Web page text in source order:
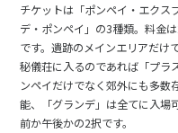
チケットは「ポンペイ・エクス
デ・ポンペイ」の3種類。料金
です。遺跡のメインエリアだけ
秘儀荘に入るのであれば「プラ
ンペイだけでなく郊外にも多数
能、「グランデ」は全てに入場
前か午後かの2択です。